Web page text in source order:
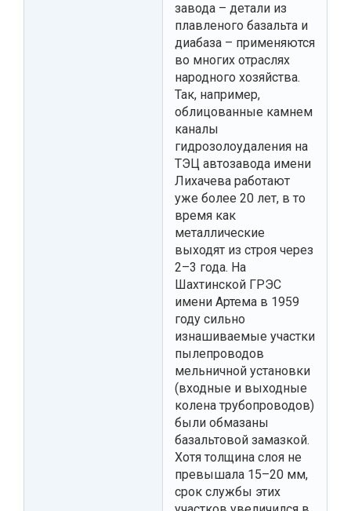
завода – детали из
плавленого базальта и
диабаза – применяются
во многих отраслях
народного хозяйства.
Так, например,
облицованные камнем
каналы
гидрозолоудаления на
ТЭЦ автозавода имени
Лихачева работают
уже более 20 лет, в то
время как
металлические
выходят из строя через
2–3 года. На
Шахтинской ГРЭС
имени Артема в 1959
году сильно
изнашиваемые участки
пылепроводов
мельничной установки
(входные и выходные
колена трубопроводов)
были обмазаны
базальтовой замазкой.
Хотя толщина слоя не
превышала 15–20 мм,
срок службы этих